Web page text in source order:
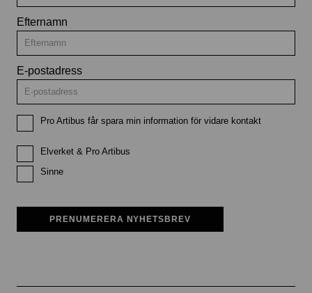
Efternamn
E-postadress
Pro Artibus får spara min information för vidare kontakt
Elverket & Pro Artibus
Sinne
PRENUMERERA NYHETSBREV